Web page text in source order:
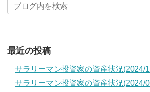
最近の投稿
サラリーマン投資家の資産状況(2024/
サラリーマン投資家の資産状況(2024/